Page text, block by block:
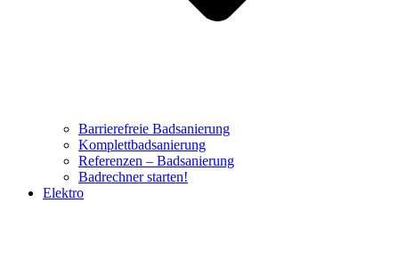
Barrierefreie Badsanierung
Komplettbadsanierung
Referenzen – Badsanierung
Badrechner starten!
Elektro